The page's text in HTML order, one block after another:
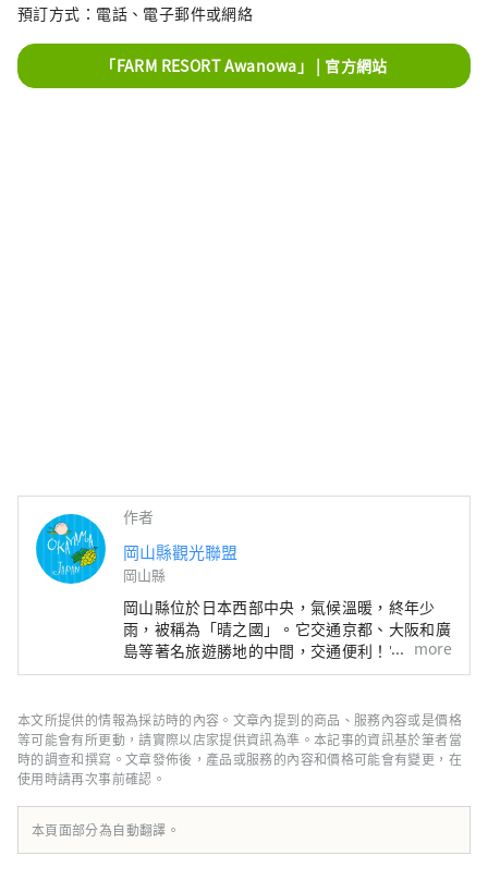
預訂方式：電話、電子郵件或網絡
「FARM RESORT Awanowa」 | 官方網站
作者
岡山縣觀光聯盟
岡山縣
岡山縣位於日本西部中央，氣候溫暖​​，終年少
雨，被稱為「晴之國」。它交通京都、大阪和廣
島等著名旅遊勝地的中間，交通便利！它也是經
由瀨戶通往四國的門戶。 岡山縣也被稱為“水
水果，無論甜度、香氣還是風味，都是最高品質
的。 您可以品嚐白桃、麝香葡萄、先鋒葡萄等
當季水果！ 岡山還擁有世界級的旅遊景點，包
括岡山城、日本三大名園之一的岡山後樂園以及
擁有歷史、文化和藝術的倉敷美觀地區！
more
本文所提供的情報為採訪時的內容。文章內提到的商品、服務內容或是價格
等可能會有所更動，請實際以店家提供資訊為準。本記事的資訊基於筆者當
時的調查和撰寫。文章發佈後，產品或服務的內容和價格可能會有變更，在
使用時請再次事前確認。
本頁面部分為自動翻譯。